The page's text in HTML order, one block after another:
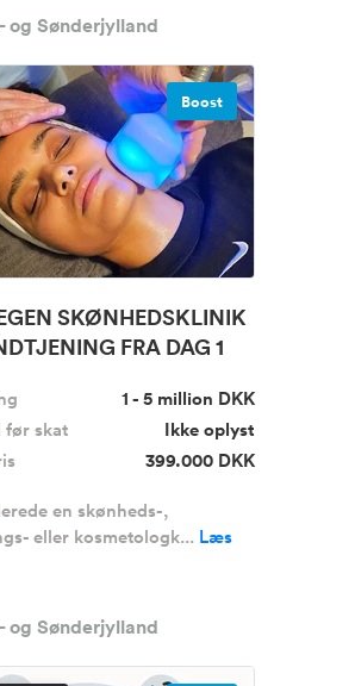
og Sønderjylland
Boost
SKØNHEDSKLINIK
FRA DAG 1
1 - 5 million DKK
før skat
Ikke oplyst
399.000 DKK
en skønheds-,
eller kosmetologk... Læs
og Sønderjylland